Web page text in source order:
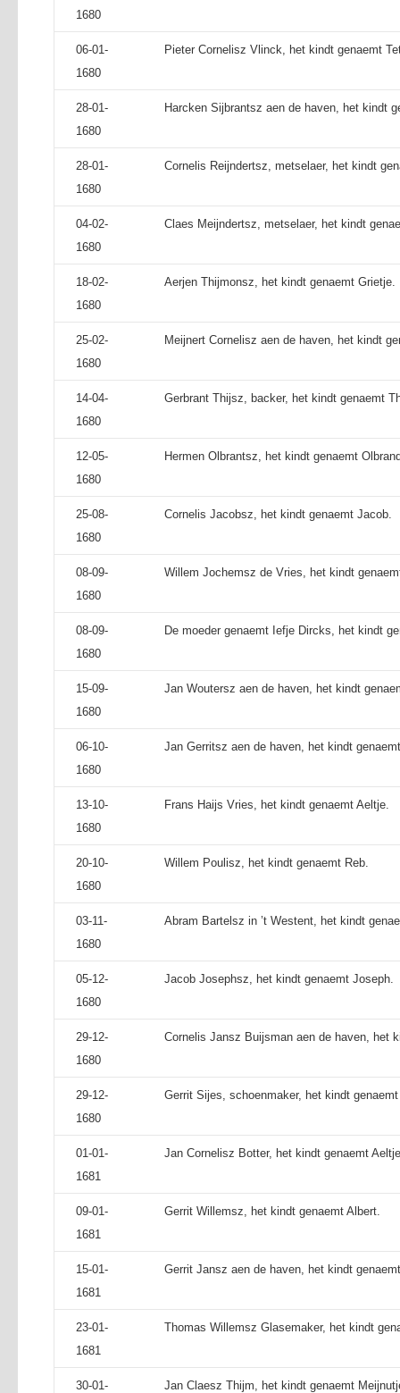
1680
06-01-
1680
Pieter Cornelisz Vlinck, het kindt genaemt
28-01-
1680
Harcken Sijbrantsz aen de haven, het kindt
28-01-
1680
Cornelis Reijndertsz, metselaer, het kindt
04-02-
1680
Claes Meijndertsz, metselaer, het kindt
18-02-
1680
Aerjen Thijmonsz, het kindt genaemt Grietje.
25-02-
1680
Meijnert Cornelisz aen de haven, het kindt
14-04-
1680
Gerbrant Thijsz, backer, het kindt genaemt
12-05-
1680
Hermen Olbrantsz, het kindt genaemt
25-08-
1680
Cornelis Jacobsz, het kindt genaemt Jacob.
08-09-
1680
Willem Jochemsz de Vries, het kindt
08-09-
1680
De moeder genaemt Iefje Dircks, het kindt
15-09-
1680
Jan Woutersz aen de haven, het kindt
06-10-
1680
Jan Gerritsz aen de haven, het kindt
13-10-
1680
Frans Haijs Vries, het kindt genaemt Aeltje.
20-10-
1680
Willem Poulisz, het kindt genaemt Reb.
03-11-
1680
Abram Bartelsz in ’t Westent, het kindt
05-12-
1680
Jacob Josephsz, het kindt genaemt Joseph.
29-12-
1680
Cornelis Jansz Buijsman aen de haven, het
29-12-
1680
Gerrit Sijes, schoenmaker, het kindt
01-01-
1681
Jan Cornelisz Botter, het kindt genaemt
09-01-
1681
Gerrit Willemsz, het kindt genaemt Albert.
15-01-
1681
Gerrit Jansz aen de haven, het kindt
23-01-
1681
Thomas Willemsz Glasemaker, het kindt
30-01-
Jan Claesz Thijm, het kindt genaemt